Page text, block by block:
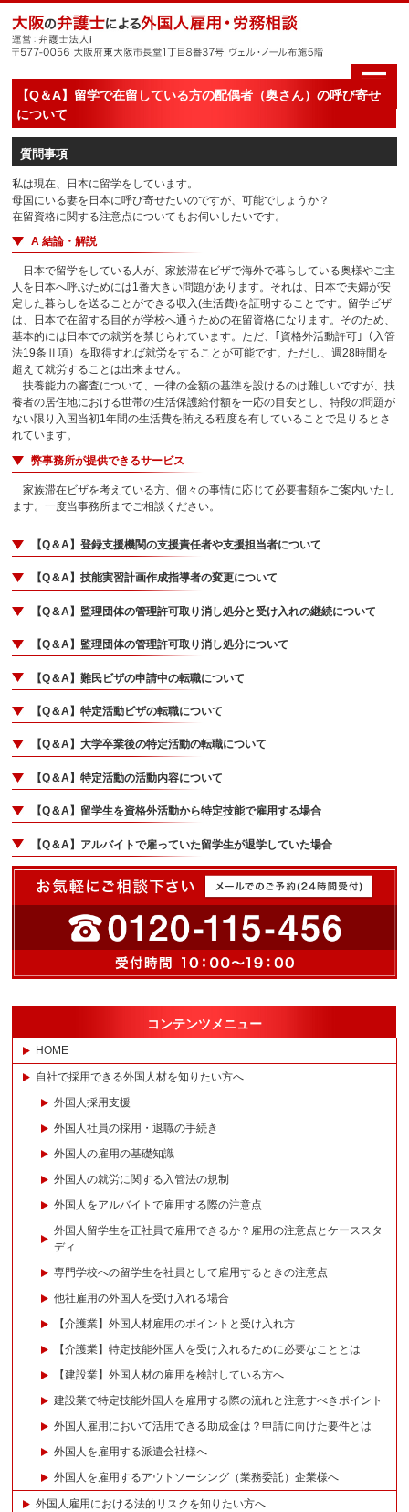
【Q＆A】留学で在留している方の配偶者（奥さん）の呼び寄せ
について
質問事項
私は現在、日本に留学をしています。
母国にいる妻を日本に呼び寄せたいのですが、可能でしょうか？
在留資格に関する注意点についてもお伺いしたいです。
A 結論・解説
日本で留学をしている人が、家族滞在ビザで海外で暮らしている奥様やご主
人を日本へ呼ぶためには1番大きい問題があります。それは、日本で夫婦が安
定した暮らしを送ることができる収入(生活費)を証明することです。留学ビザ
は、日本で在留する目的が学校へ通うための在留資格になります。そのため、
基本的には日本での就労を禁じられています。ただ、｢資格外活動許可｣（入管
法19条Ⅱ項）を取得すれば就労をすることが可能です。ただし、週28時間を
超えて就労することは出来ません。
扶養能力の審査について、一律の金額の基準を設けるのは難しいですが、扶
養者の居住地における世帯の生活保護給付額を一応の目安とし、特段の問題が
ない限り入国当初1年間の生活費を賄える程度を有していることで足りるとさ
れています。
弊事務所が提供できるサービス
家族滞在ビザを考えている方、個々の事情に応じて必要書類をご案内いたし
ます。一度当事務所までご相談ください。
【Q＆A】登録支援機関の支援責任者や支援担当者について
【Q＆A】技能実習計画作成指導者の変更について
【Q＆A】監理団体の管理許可取り消し処分と受け入れの継続について
【Q＆A】監理団体の管理許可取り消し処分について
【Q＆A】難民ビザの申請中の転職について
【Q＆A】特定活動ビザの転職について
【Q＆A】大学卒業後の特定活動の転職について
【Q＆A】特定活動の活動内容について
【Q＆A】留学生を資格外活動から特定技能で雇用する場合
【Q＆A】アルバイトで雇っていた留学生が退学していた場合
コンテンツメニュー
HOME
自社で採用できる外国人材を知りたい方へ
外国人採用支援
外国人社員の採用・退職の手続き
外国人の雇用の基礎知識
外国人の就労に関する入管法の規制
外国人をアルバイトで雇用する際の注意点
外国人留学生を正社員で雇用できるか？雇用の注意点とケーススタ
ディ
専門学校への留学生を社員として雇用するときの注意点
他社雇用の外国人を受け入れる場合
【介護業】外国人材雇用のポイントと受け入れ方
【介護業】特定技能外国人を受け入れるために必要なこととは
【建設業】外国人材の雇用を検討している方へ
建設業で特定技能外国人を雇用する際の流れと注意すべきポイント
外国人雇用において活用できる助成金は？申請に向けた要件とは
外国人を雇用する派遣会社様へ
外国人を雇用するアウトソーシング（業務委託）企業様へ
外国人雇用における法的リスクを知りたい方へ